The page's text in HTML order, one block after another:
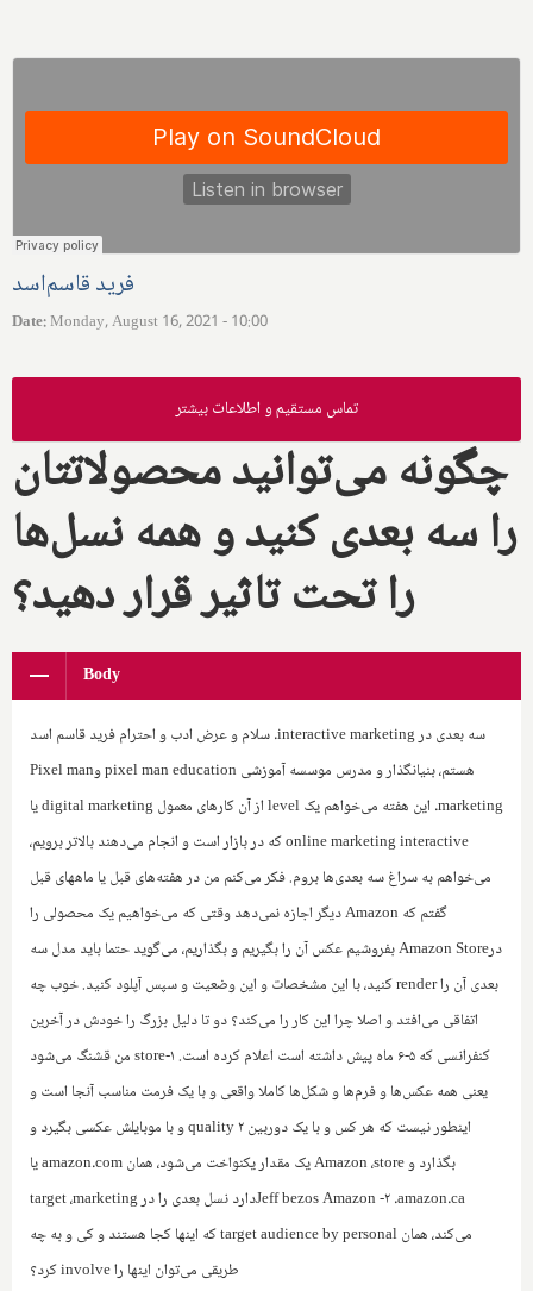
فرید قاسم‌اسد
Date:Monday, August 16, 2021 - 10:00
تماس مستقیم و اطلاعات بیشتر
چگونه می‌توانید محصولاتتان
را سه بعدی کنید و همه نسل‌ها
را تحت تاثیر قرار دهید؟
Body
سه بعدی درinteractive marketing. سلام و عرض ادب و احترام فرید قاسم اسد
هستم، بنیانگذار و مدرس موسسه آموزشی pixel man educationو‌Pixel man
marketing. این هفته می‌خواهم یکlevelاز آن کارهای معمولdigital marketingیا
interactive
online marketing‌که در بازار است و انجام می‌دهند بالاتر برویم،
می‌خواهم به سراغ سه بعدی‌ها بروم. فکر می‌کنم من در هفته‌های قبل یا ماههای قبل
گفتم که Amazonدیگر اجازه نمی‌دهد وقتی که می‌خواهیم یک محصولی را
در‌Amazon Storeبفروشیم عکس آن را بگیریم و بگذاریم، می‌گوید حتما باید مدل سه
بعدی آن راrenderکنید، با این مشخصات و این وضعیت و سپس آپلود کنید. خوب چه
اتفاقی می‌افتد و اصلا چرا این کار را می‌کند؟ دو تا دلیل بزرگ را خودش در آخرین
کنفرانسی که ۵-۶ ماه پیش داشته است اعلام کرده است. ۱-
storeمن قشنگ می‌شود
یعنی همه عکس‌ها و فرم‌ها و شکل‌ها کاملا واقعی و با یک فرمت مناسب آنجا است و
اینطور نیست که هر کس و با یک دوربین ۲ qualityو با موبایلش عکسی بگیرد و
بگذارد وstore،Amazonیک مقدار یکنواخت می‌شود، همانamazon.comیا
amazon.ca. ۲- Jeff bezos Amazonدارد نسل بعدی را درmarketing،target
می‌کند، همانtarget audience by personalکه اینها کجا هستند و کی و به چه
طریقی می‌توان اینها راinvolveکرد؟